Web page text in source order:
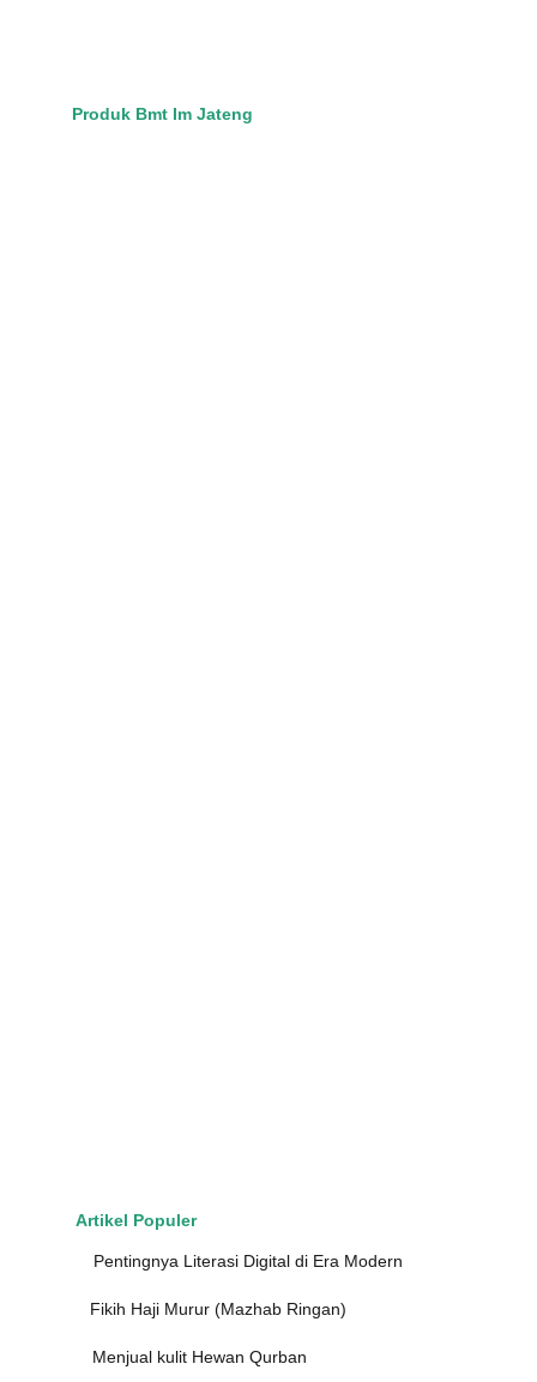
Produk Bmt Im Jateng
Artikel Populer
Pentingnya Literasi Digital di Era Modern
Fikih Haji Murur (Mazhab Ringan)
Menjual kulit Hewan Qurban